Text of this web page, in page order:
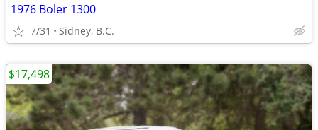
1976 Boler 1300
7/31 Sidney, B.C.
$17,498